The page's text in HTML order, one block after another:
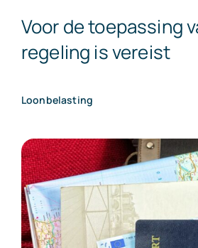
Neem contact
Voor de toepassing
regeling is vereist
Loonbelasting